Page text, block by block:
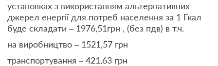
установках з використанням альтернативних
джерел енергії для потреб населення за 1 Гкал
буде складати – 1976,51грн , (без пдв) в т.ч.
на виробництво – 1521,57 грн
транспортування – 421,63 грн